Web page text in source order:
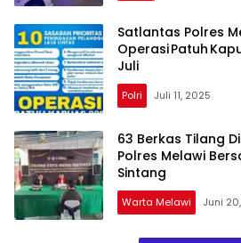
Satlantas Polres
Operasi Patuh
Juli
Polri Juli 11, 2025
63 Berkas Tilang
Polres Melawi
Sintang
Warta Melawi Juni